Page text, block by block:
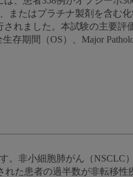
またはプラチナ製剤を含む
れました。本試験の主要評
期間（OS）、Major
。非小細胞肺がん（NSCLC
た患者の過半数が非転移